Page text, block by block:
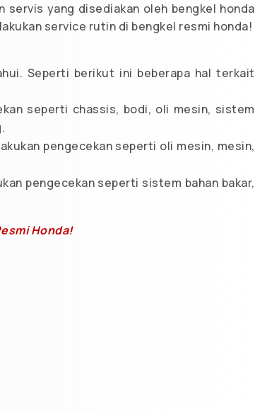
servis yang disediakan oleh bengkel honda
service rutin di bengkel resmi honda!
Seperti berikut ini beberapa hal terkait
seperti chassis, bodi, oli mesin, sistem
pengecekan seperti oli mesin, mesin,
pengecekan seperti sistem bahan bakar,
Honda!